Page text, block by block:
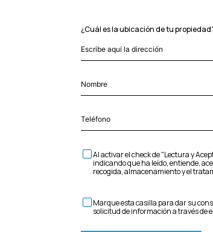
¿Cuál es la ubicación de tu
Al activar el check de "Lectura y
indicando que ha leído, entiende,
recogida, almacenamiento y el
Marque esta casilla para dar su
solicitud de información a través de